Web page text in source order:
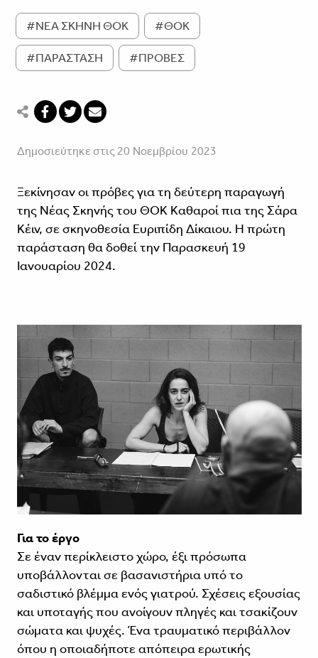
#ΝΕΑ ΣΚΗΝΗ ΘΟΚ #ΘΟΚ
#ΠΑΡΑΣΤΑΣΗ #ΠΡΟΒΕΣ
Δημοσιεύτηκε στις 20 Νοεμβρίου 2023
Ξεκίνησαν οι πρόβες για τη δεύτερη παραγωγή
της Νέας Σκηνής του ΘΟΚ Καθαροί πια της Σάρα
Κέιν, σε σκηνοθεσία Ευριπίδη Δίκαιου. Η πρώτη
παράσταση θα δοθεί την Παρασκευή 19
Ιανουαρίου 2024.
Για το έργο
Σε έναν περίκλειστο χώρο, έξι πρόσωπα
υποβάλλονται σε βασανιστήρια υπό το
σαδιστικό βλέμμα ενός γιατρού. Σχέσεις εξουσίας
και υποταγής που ανοίγουν πληγές και τσακίζουν
σώματα και ψυχές. Ένα τραυματικό περιβάλλον
όπου η οποιαδήποτε απόπειρα ερωτικής